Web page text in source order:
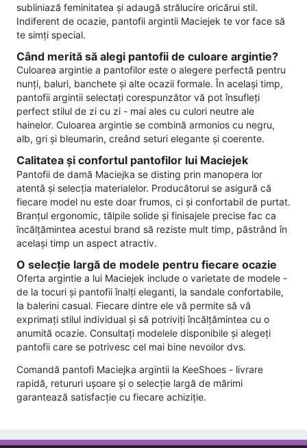
subliniază feminitatea și adaugă strălucire oricărui stil.
Indiferent de ocazie, pantofii argintii Maciejek te vor face să
te simți special.
Când merită să alegi pantofii de culoare argintie?
Culoarea argintie a pantofilor este o alegere perfectă pentru
nunți, baluri, banchete și alte ocazii formale. În același timp,
pantofii argintii selectați corespunzător vă pot însufleți
perfect stilul de zi cu zi - mai ales cu culori neutre ale
hainelor. Culoarea argintie se combină armonios cu negru,
alb, gri și bleumarin, creând seturi elegante și coerente.
Calitatea și confortul pantofilor lui Maciejek
Pantofii de damă Maciejka se disting prin manopera lor
atentă și selecția materialelor. Producătorul se asigură că
fiecare model nu este doar frumos, ci și confortabil de purtat.
Branțul ergonomic, tălpile solide și finisajele precise fac ca
încălțămintea acestui brand să reziste mult timp, păstrând în
același timp un aspect atractiv.
O selecție largă de modele pentru fiecare ocazie
Oferta argintie a lui Maciejek include o varietate de modele -
de la tocuri și pantofii înalți eleganti, la sandale confortabile,
la balerini casual. Fiecare dintre ele vă permite să vă
exprimați stilul individual și să potriviți încălțămintea cu o
anumită ocazie. Consultați modelele disponibile și alegeți
pantofii care se potrivesc cel mai bine nevoilor dvs.
Comandă pantofi Maciejka argintii la KeeShoes - livrare
rapidă, retururi ușoare și o selecție largă de mărimi
garantează satisfacție cu fiecare achiziție.